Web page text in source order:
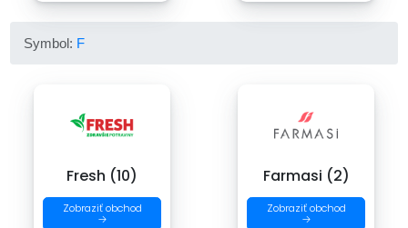
Symbol: F
Fresh (10)
Zobraziť obchod
→
Farmasi (2)
Zobraziť obchod
→